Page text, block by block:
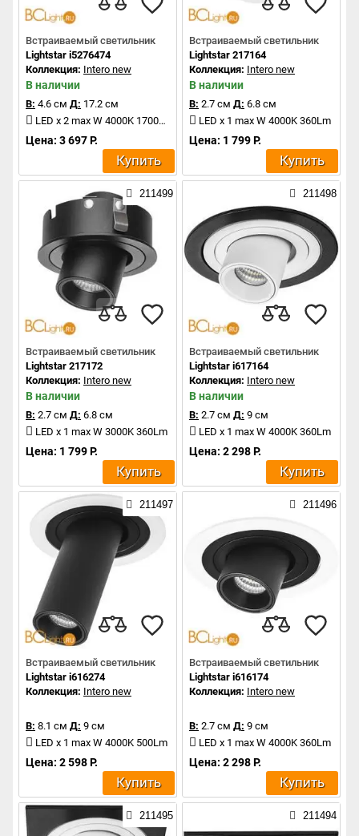
Встраиваемый светильник
Lightstar i5276474
Коллекция: Intero new
В наличии
В: 4.6 см Д: 17.2 см
LED x 2 max W 4000K 1700Lm
Цена: 3 697 Р.
Купить
Встраиваемый светильник
Lightstar 217164
Коллекция: Intero new
В наличии
В: 2.7 см Д: 6.8 см
LED x 1 max W 4000K 360Lm
Цена: 1 799 Р.
Купить
211499
Встраиваемый светильник
Lightstar 217172
Коллекция: Intero new
В наличии
В: 2.7 см Д: 6.8 см
LED x 1 max W 3000K 360Lm
Цена: 1 799 Р.
Купить
211498
Встраиваемый светильник
Lightstar i617164
Коллекция: Intero new
В наличии
В: 2.7 см Д: 9 см
LED x 1 max W 4000K 360Lm
Цена: 2 298 Р.
Купить
211497
Встраиваемый светильник
Lightstar i616274
Коллекция: Intero new
В: 8.1 см Д: 9 см
LED x 1 max W 4000K 500Lm
Цена: 2 598 Р.
Купить
211496
Встраиваемый светильник
Lightstar i616174
Коллекция: Intero new
В: 2.7 см Д: 9 см
LED x 1 max W 4000K 360Lm
Цена: 2 298 Р.
Купить
211495 211494